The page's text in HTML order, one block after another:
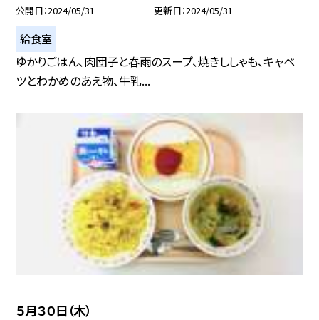
公開日 2024/05/31 更新日 2024/05/31
給食室
ゆかりごはん、肉団子と春雨のスープ、焼きししゃも、キャベ
ツとわかめのあえ物、牛乳...
５月３０日（木）